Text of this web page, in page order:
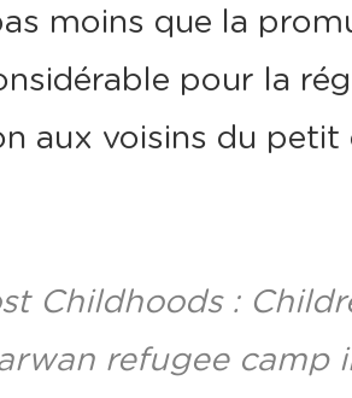
moins que la
pour la
aux voisins du petit
Childhoods :
refugee camp